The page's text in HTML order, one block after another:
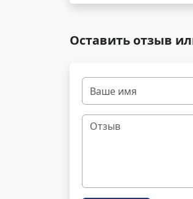
Оставить отзыв